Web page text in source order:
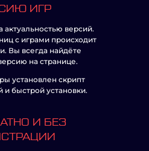
ИГР
актуальностью версий.
с играми происходит
Вы всегда найдёте
на странице.
установлен скрипт
и быстрой установки.
И БЕЗ